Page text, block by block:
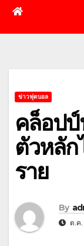
ข่าวฟุตบอล
คล็อป
ตัวหลัก
ราย
By
ต.ค.